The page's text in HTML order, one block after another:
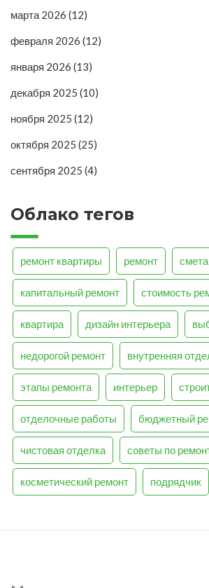
марта 2026 (12)
февраля 2026 (12)
января 2026 (13)
декабря 2025 (10)
ноября 2025 (12)
октября 2025 (25)
сентября 2025 (4)
Облако тегов
ремонт квартиры ремонт
капитальный ремонт стоимость
квартира дизайн интерьера
недорогой ремонт внутренняя
этапы ремонта интерьер
отделочные работы бюджетный
чистовая отделка советы по
косметический ремонт подрядчик